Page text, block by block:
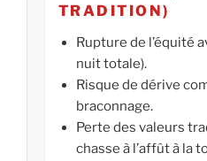
TRADITION)
Rupture de l’équité
nuit totale).
Risque de dérive
braconnage.
Perte des valeurs
chasse à l’affût à la